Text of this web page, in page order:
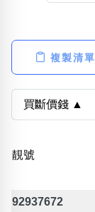
幸運號分類
基本分類
複製清單
靚號
92937672